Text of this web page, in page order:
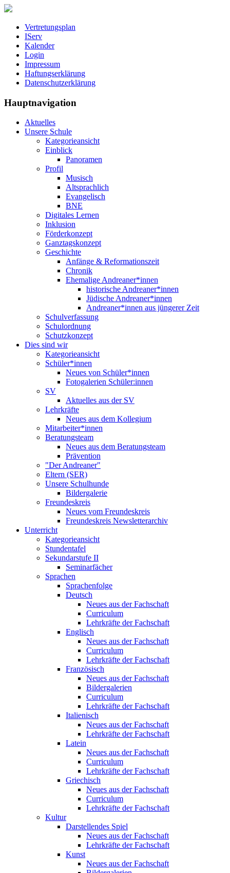
Vertretungsplan
IServ
Kalender
Login
Impressum
Haftungserklärung
Datenschutzerklärung
Hauptnavigation
Aktuelles
Unsere Schule
Kategorieansicht
Einblick
Panoramen
Profil
Musisch
Altsprachlich
Evangelisch
BNE
Digitales Lernen
Inklusion
Förderkonzept
Ganztagskonzept
Geschichte
Anfänge & Reformationszeit
Chronik
Ehemalige Andreaner*innen
historische Andreaner*innen
Jüdische Andreaner*innen
Andreaner*innen aus jüngerer Zeit
Schulverfassung
Schulordnung
Schutzkonzept
Dies sind wir
Kategorieansicht
Schüler*innen
Neues von Schüler*innen
Fotogalerien Schüler:innen
SV
Aktuelles aus der SV
Lehrkräfte
Neues aus dem Kollegium
Mitarbeiter*innen
Beratungsteam
Neues aus dem Beratungsteam
Prävention
"Der Andreaner"
Eltern (SER)
Unsere Schulhunde
Bildergalerie
Freundeskreis
Neues vom Freundeskreis
Freundeskreis Newsletterarchiv
Unterricht
Kategorieansicht
Stundentafel
Sekundarstufe II
Seminarfächer
Sprachen
Sprachenfolge
Deutsch
Neues aus der Fachschaft
Curriculum
Lehrkräfte der Fachschaft
Englisch
Neues aus der Fachschaft
Curriculum
Lehrkräfte der Fachschaft
Französisch
Neues aus der Fachschaft
Bildergalerien
Curriculum
Lehrkräfte der Fachschaft
Italienisch
Neues aus der Fachschaft
Lehrkräfte der Fachschaft
Latein
Neues aus der Fachschaft
Curriculum
Lehrkräfte der Fachschaft
Griechisch
Neues aus der Fachschaft
Curriculum
Lehrkräfte der Fachschaft
Kultur
Darstellendes Spiel
Neues aus der Fachschaft
Lehrkräfte der Fachschaft
Kunst
Neues aus der Fachschaft